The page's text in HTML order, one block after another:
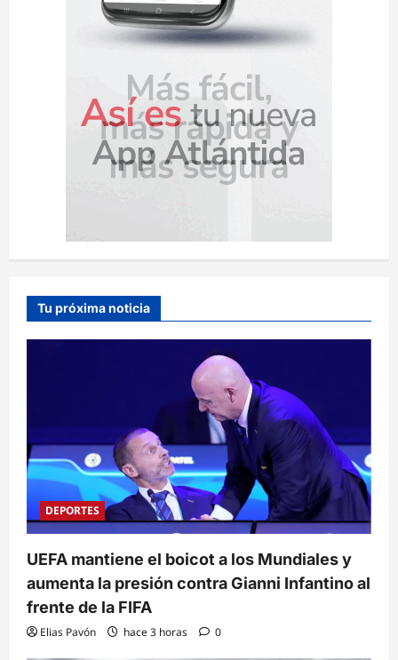
Tu próxima noticia
DEPORTES
UEFA mantiene el boicot a los Mundiales y
aumenta la presión contra Gianni Infantino al
frente de la FIFA
Elias Pavón hace 3 horas 0